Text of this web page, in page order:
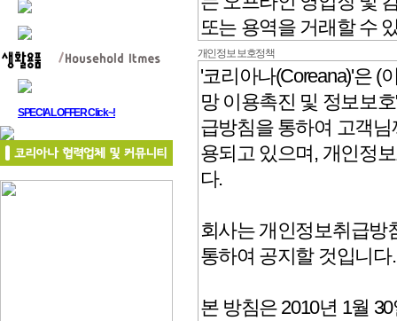
SPECIAL OFFER Click~!
개인정보 보호정책